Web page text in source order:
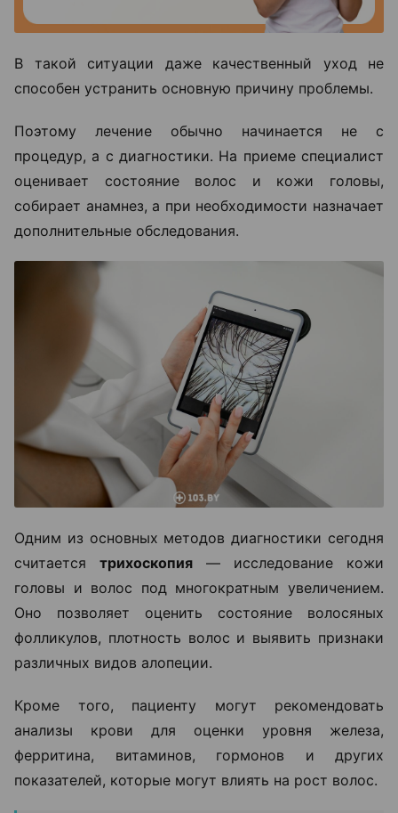
В такой ситуации даже качественный уход не
способен устранить основную причину проблемы.
Поэтому лечение обычно начинается не с
процедур, а с диагностики. На приеме специалист
оценивает состояние волос и кожи головы,
собирает анамнез, а при необходимости назначает
дополнительные обследования.
Одним из основных методов диагностики сегодня
считается трихоскопия — исследование кожи
головы и волос под многократным увеличением.
Оно позволяет оценить состояние волосяных
фолликулов, плотность волос и выявить признаки
различных видов алопеции.
Кроме того, пациенту могут рекомендовать
анализы крови для оценки уровня железа,
ферритина, витаминов, гормонов и других
показателей, которые могут влиять на рост волос.